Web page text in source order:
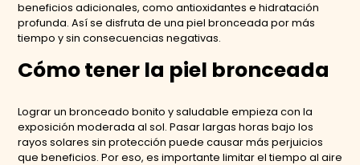
beneficios adicionales, como antioxidantes e hidratación
profunda. Así se disfruta de una piel bronceada por más
tiempo y sin consecuencias negativas.
Cómo tener la piel bronceada
Lograr un bronceado bonito y saludable empieza con la
exposición moderada al sol. Pasar largas horas bajo los
rayos solares sin protección puede causar más perjuicios
que beneficios. Por eso, es importante limitar el tiempo al aire